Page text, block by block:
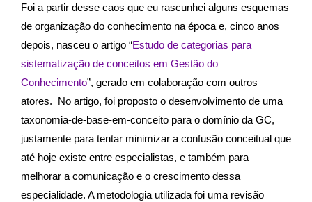
Foi a partir desse caos que eu rascunhei alguns esquemas
de organização do conhecimento na época e, cinco anos
depois, nasceu o artigo “Estudo de categorias para
sistematização de conceitos em Gestão do
Conhecimento”, gerado em colaboração com outros
atores. No artigo, foi proposto o desenvolvimento de uma
taxonomia-de-base-em-conceito para o domínio da GC,
justamente para tentar minimizar a confusão conceitual que
até hoje existe entre especialistas, e também para
melhorar a comunicação e o crescimento dessa
especialidade. A metodologia utilizada foi uma revisão